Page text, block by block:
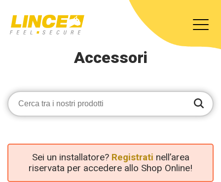
Accessori
Sei un installatore? Registrati nell’area
riservata per accedere allo Shop Online!